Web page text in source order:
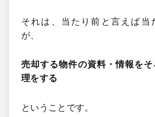
それは、当たり前と言えば当
が、
売却する物件の資料・情報を
理をする
ということです。